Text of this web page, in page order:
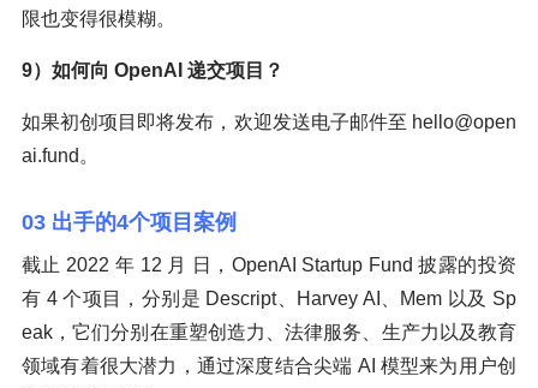
限也变得很模糊。
9）如何向 OpenAI 递交项目？
如果初创项目即将发布，欢迎发送电子邮件至 hello@open
ai.fund。
03 出手的4个项目案例
截止 2022 年 12 月 日，OpenAI Startup Fund 披露的投资
有 4 个项目，分别是 Descript、Harvey AI、Mem 以及 Sp
eak，它们分别在重塑创造力、法律服务、生产力以及教育
领域有着很大潜力，通过深度结合尖端 AI 模型来为用户创